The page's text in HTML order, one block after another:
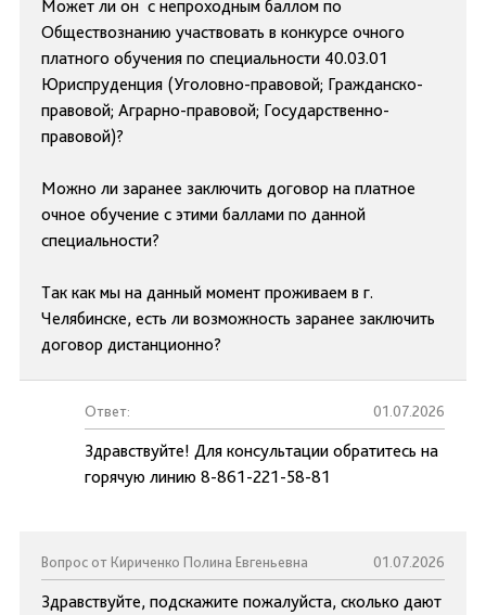
Может ли он с непроходным баллом по
Обществознанию участвовать в конкурсе очного
платного обучения по специальности 40.03.01
Юриспруденция (Уголовно-правовой; Гражданско-
правовой; Аграрно-правовой; Государственно-
правовой)?
Можно ли заранее заключить договор на платное
очное обучение с этими баллами по данной
специальности?
Так как мы на данный момент проживаем в г.
Челябинске, есть ли возможность заранее заключить
договор дистанционно?
Ответ: 01.07.2026
Здравствуйте! Для консультации обратитесь на
горячую линию 8-861-221-58-81
Вопрос от Кириченко Полина Евгеньевна 01.07.2026
Здравствуйте, подскажите пожалуйста, сколько дают